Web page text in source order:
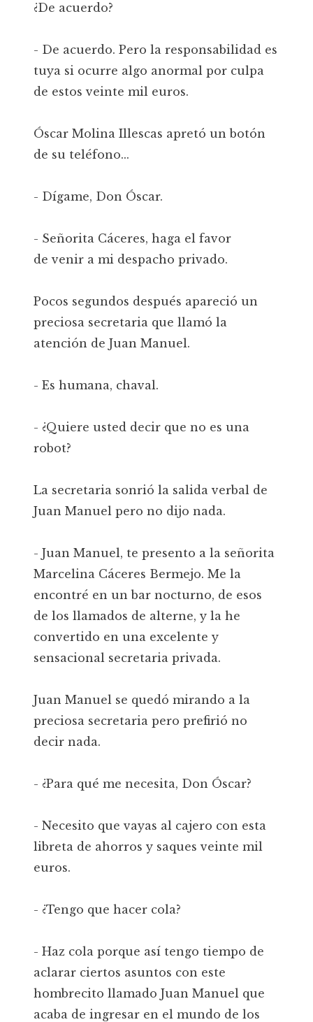
¿De acuerdo?
- De acuerdo. Pero la responsabilidad es
tuya si ocurre algo anormal por culpa
de estos veinte mil euros.
Óscar Molina Illescas apretó un botón
de su teléfono...
- Dígame, Don Óscar.
- Señorita Cáceres, haga el favor
de venir a mi despacho privado.
Pocos segundos después apareció un
preciosa secretaria que llamó la
atención de Juan Manuel.
- Es humana, chaval.
- ¿Quiere usted decir que no es una
robot?
La secretaria sonrió la salida verbal de
Juan Manuel pero no dijo nada.
- Juan Manuel, te presento a la señorita
Marcelina Cáceres Bermejo. Me la
encontré en un bar nocturno, de esos
de los llamados de alterne, y la he
convertido en una excelente y
sensacional secretaria privada.
Juan Manuel se quedó mirando a la
preciosa secretaria pero prefirió no
decir nada.
- ¿Para qué me necesita, Don Óscar?
- Necesito que vayas al cajero con esta
libreta de ahorros y saques veinte mil
euros.
- ¿Tengo que hacer cola?
- Haz cola porque así tengo tiempo de
aclarar ciertos asuntos con este
hombrecito llamado Juan Manuel que
acaba de ingresar en el mundo de los